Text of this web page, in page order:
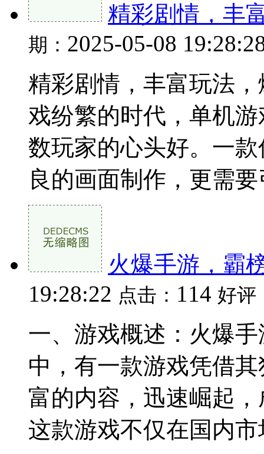
精彩剧情，丰
期： 2025-05-08
精彩剧情，丰富玩法
戏纷繁的时代，单机
数玩家的心头好。一
良的画面制作，更需要
火爆手游，霸
19:28:22 点击： 114 好评
一、游戏概述：火爆
中，有一款游戏凭借
富的内容，迅速崛起
这款游戏不仅在国内市